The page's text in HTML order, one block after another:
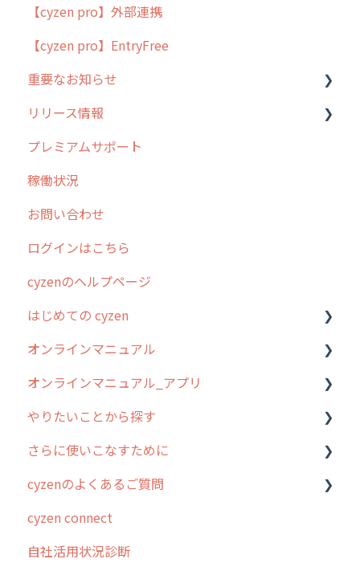
ポスティング
ラウンダー
メンテナンス
外廻り営業
清掃
不動産
【cyzen pro】外部連携
【cyzen pro】EntryFree
重要なお知らせ
過去の重要なお知らせ
障害情報
リリース情報
リリース
2026年のリリース情報
2025年のリリース情報
2024年のリリース情報
2023年のリリース情報
過去のリリース
2019年までのリリース情報
お客様の声を実現しました
プレミアムサポート
稼働状況
お問い合わせ
ログインはこちら
cyzenのヘルプページ
はじめての cyzen
0. はじめてのcyzenの使い方
1. cyzenについて知ろう
2. 主要機能の概要
3. cyzenの位置情報取得について
4. cyzen利用前の準備：システム管理者編
5. 基本的な使い方：システム管理者編
6. 基本的な使い方：ユーザー編
オンラインマニュアル
管理サイトの使い始め
ユーザー・グループ管理
行動管理
予定管理
スポット
ステータス・主観
オンラインマニュアル_アプリ
アプリの使い始め
ホーム画面
スポット
報告閲覧
予定
やりたいことから探す
行動管理
勤怠管理
予定管理
スポット
さらに使いこなすために
はじめに
スポット・ステータス関連オプション
交通費自動計算
cyzenのよくあるご質問
ログインについて
グループ・ユーザーについて
cyzen connect
自社活用状況診断